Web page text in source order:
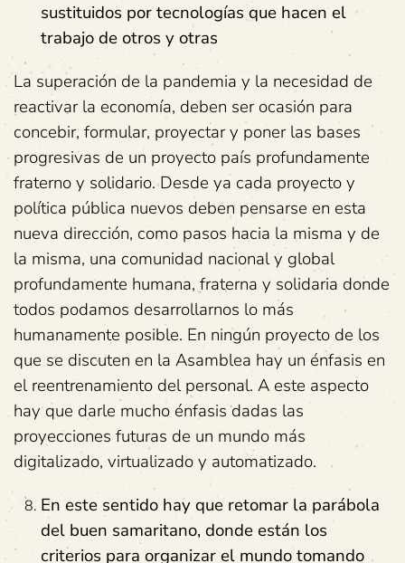
sustituidos por tecnologías que hacen el
trabajo de otros y otras
La superación de la pandemia y la necesidad de
reactivar la economía, deben ser ocasión para
concebir, formular, proyectar y poner las bases
progresivas de un proyecto país profundamente
fraterno y solidario. Desde ya cada proyecto y
política pública nuevos deben pensarse en esta
nueva dirección, como pasos hacia la misma y de
la misma, una comunidad nacional y global
profundamente humana, fraterna y solidaria donde
todos podamos desarrollarnos lo más
humanamente posible. En ningún proyecto de los
que se discuten en la Asamblea hay un énfasis en
el reentrenamiento del personal. A este aspecto
hay que darle mucho énfasis dadas las
proyecciones futuras de un mundo más
digitalizado, virtualizado y automatizado.
En este sentido hay que retomar la parábola
del buen samaritano, donde están los
criterios para organizar el mundo tomando